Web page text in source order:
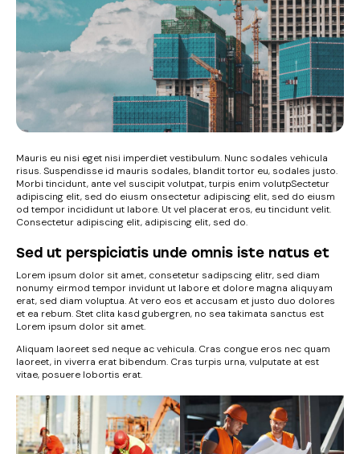
Mauris eu nisi eget nisi imperdiet vestibulum. Nunc sodales vehicula
risus. Suspendisse id mauris sodales, blandit tortor eu, sodales justo.
Morbi tincidunt, ante vel suscipit volutpat, turpis enim volutpSectetur
adipiscing elit, sed do eiusm onsectetur adipiscing elit, sed do eiusm
od tempor incididunt ut labore. Ut vel placerat eros, eu tincidunt velit.
Consectetur adipiscing elit, adipiscing elit, sed do.
Sed ut perspiciatis unde omnis iste natus et
Lorem ipsum dolor sit amet, consetetur sadipscing elitr, sed diam
nonumy eirmod tempor invidunt ut labore et dolore magna aliquyam
erat, sed diam voluptua. At vero eos et accusam et justo duo dolores
et ea rebum. Stet clita kasd gubergren, no sea takimata sanctus est
Lorem ipsum dolor sit amet.
Aliquam laoreet sed neque ac vehicula. Cras congue eros nec quam
laoreet, in viverra erat bibendum. Cras turpis urna, vulputate at est
vitae, posuere lobortis erat.